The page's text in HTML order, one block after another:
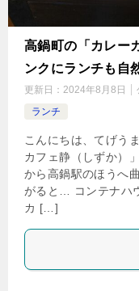
高鍋町の「カレー
ンクにランチも自
更新日： 2024年8月8日
ランチ
こんにちは、てげう
カフェ静（しずか）
から高鍋駅のほうへ
がると… コンテナハ
カ […]